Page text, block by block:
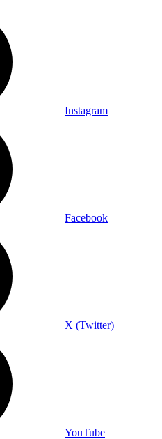
Instagram
Facebook
X (Twitter)
YouTube